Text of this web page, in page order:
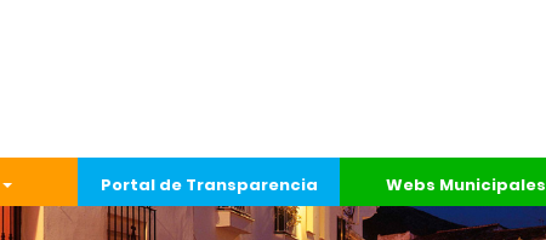
Portal de Transparencia Webs Municipales